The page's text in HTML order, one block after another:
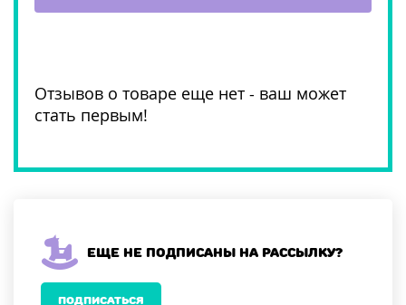
Отзывов о товаре еще нет - ваш может
стать первым!
Еще не подписаны на рассылку?
ПОДПИСАТЬСЯ